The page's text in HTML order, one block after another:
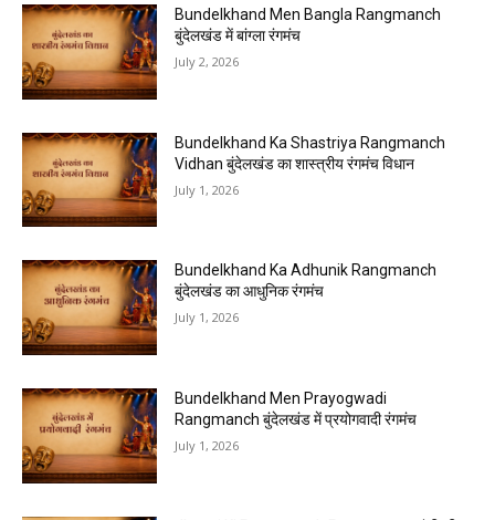
Bundelkhand Men Bangla Rangmanch
बुंदेलखंड में बांग्ला रंगमंच
July 2, 2026
Bundelkhand Ka Shastriya Rangmanch
Vidhan बुंदेलखंड का शास्त्रीय रंगमंच विधान
July 1, 2026
Bundelkhand Ka Adhunik Rangmanch
बुंदेलखंड का आधुनिक रंगमंच
July 1, 2026
Bundelkhand Men Prayogwadi
Rangmanch बुंदेलखंड में प्रयोगवादी रंगमंच
July 1, 2026